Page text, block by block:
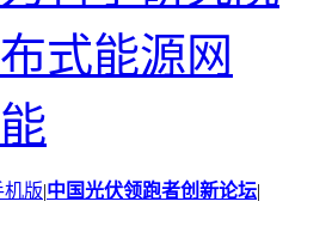
式能源网
机版|中国光伏领跑者创新论坛|